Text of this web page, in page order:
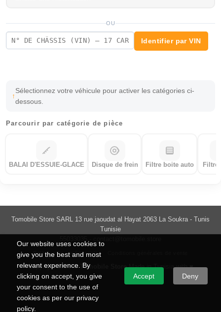
Our website uses cookies to
give you the best and most
relevant experience. By
clicking on accept, you give
your consent to the use of
cookies as per our privacy
policy.
Accept Deny
OU
Identifier par VIN
Sélectionnez votre véhicule pour activer les catégories ci-
dessous.
Parcourir par catégorie de pièce
BALAI D'ESSUIE-GLACE Disque de frein Filtre boite auto
Tomobile Store SARL 13 rue jaoudat al Hayat 2063 La Soukra - Tunis
Tunisie
Politique de confidentialité
Copyright 2026 ©Tomobile StoreMade in Tunisia with ♥